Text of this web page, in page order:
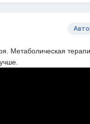
Метаболическая